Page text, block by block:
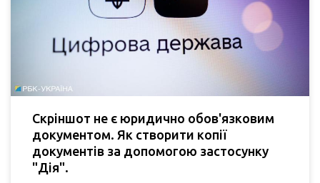
Скріншот не є юридично обов'язковим
документом. Як створити копії
документів за допомогою застосунку
"Дія".